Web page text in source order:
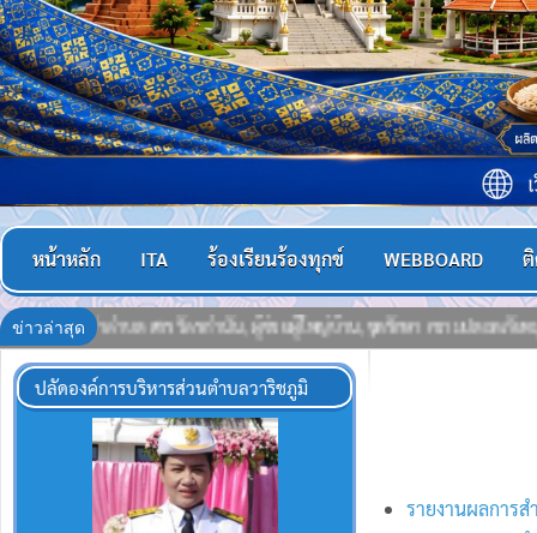
หน้าหลัก ITA ร้องเรียนร้องทุกข์ WEBBOARD
ข่าวล่าสุด
มู่บ้าน (ชรบ.), อาสาสมัครสาธารณสุขประจำหมู่บ้าน (อสม.) จิตอาสาพระ
รายงานผลการ
ปลัดองค์การบริหารส่วนตำบลวาริชภูมิ